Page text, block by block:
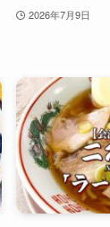
2026年7月9日